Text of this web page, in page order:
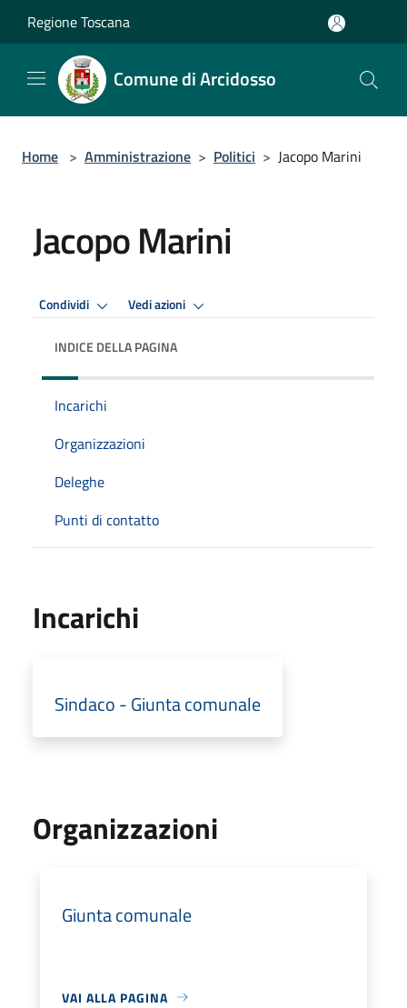
Regione Toscana
Comune di Arcidosso
Home > Amministrazione > Politici > Jacopo Marini
Jacopo Marini
Condividi Vedi azioni
INDICE DELLA PAGINA
Incarichi
Organizzazioni
Deleghe
Punti di contatto
Incarichi
Sindaco - Giunta comunale
Organizzazioni
Giunta comunale
VAI ALLA PAGINA